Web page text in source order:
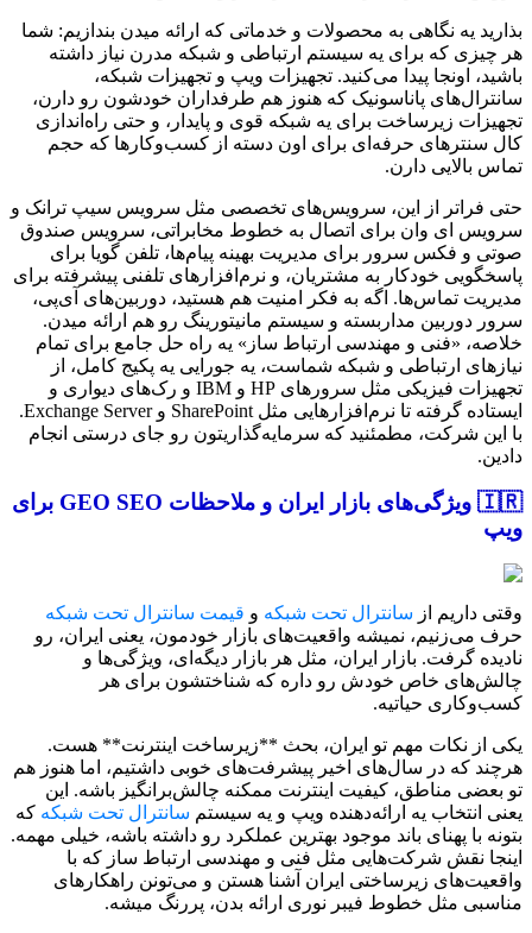
بذارید یه نگاهی به محصولات و خدماتی که ارائه میدن بندازیم: شما
هر چیزی که برای یه سیستم ارتباطی و شبکه مدرن نیاز داشته
باشید، اونجا پیدا می‌کنید. تجهیزات ویپ و تجهیزات شبکه،
سانترال‌های پاناسونیک که هنوز هم طرفداران خودشون رو دارن،
تجهیزات زیرساخت برای یه شبکه قوی و پایدار، و حتی راه‌اندازی
کال سنترهای حرفه‌ای برای اون دسته از کسب‌وکارها که حجم
تماس بالایی دارن.
حتی فراتر از این، سرویس‌های تخصصی مثل سرویس سیپ ترانک و
سرویس ای وان برای اتصال به خطوط مخابراتی، سرویس صندوق
صوتی و فکس سرور برای مدیریت بهینه پیام‌ها، تلفن گویا برای
پاسخگویی خودکار به مشتریان، و نرم‌افزارهای تلفنی پیشرفته برای
مدیریت تماس‌ها. اگه به فکر امنیت هم هستید، دوربین‌های آی‌پی،
سرور دوربین مداربسته و سیستم مانیتورینگ رو هم ارائه میدن.
خلاصه، «فنی و مهندسی ارتباط ساز» یه راه حل جامع برای تمام
نیازهای ارتباطی و شبکه شماست، یه جورایی یه پکیج کامل، از
تجهیزات فیزیکی مثل سرورهای HP و IBM و رک‌های دیواری و
ایستاده گرفته تا نرم‌افزارهایی مثل SharePoint و Exchange Server.
با این شرکت، مطمئنید که سرمایه‌گذاریتون رو جای درستی انجام
دادین.
🇮🇷 ویژگی‌های بازار ایران و ملاحظات GEO SEO برای
ویپ
وقتی داریم از سانترال تحت شبکه و قیمت سانترال تحت شبکه
حرف می‌زنیم، نمیشه واقعیت‌های بازار خودمون، یعنی ایران، رو
نادیده گرفت. بازار ایران، مثل هر بازار دیگه‌ای، ویژگی‌ها و
چالش‌های خاص خودش رو داره که شناختشون برای هر
کسب‌وکاری حیاتیه.
یکی از نکات مهم تو ایران، بحث **زیرساخت اینترنت** هست.
هرچند که در سال‌های اخیر پیشرفت‌های خوبی داشتیم، اما هنوز هم
تو بعضی مناطق، کیفیت اینترنت ممکنه چالش‌برانگیز باشه. این
یعنی انتخاب یه ارائه‌دهنده ویپ و یه سیستم سانترال تحت شبکه که
بتونه با پهنای باند موجود بهترین عملکرد رو داشته باشه، خیلی مهمه.
اینجا نقش شرکت‌هایی مثل فنی و مهندسی ارتباط ساز که با
واقعیت‌های زیرساختی ایران آشنا هستن و می‌تونن راهکارهای
مناسبی مثل خطوط فیبر نوری ارائه بدن، پررنگ میشه.